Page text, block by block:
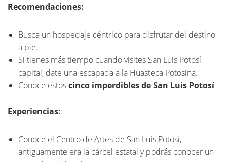
Recomendaciones:
Busca un hospedaje céntrico para disfrutar del destino
a pie.
Si tienes más tiempo cuando visites San Luis Potosí
capital, date una escapada a la Huasteca Potosina.
Conoce estoscinco imperdibles de San Luis Potosí
Experiencias:
Conoce el Centro de Artes de San Luis Potosí,
antiguamente era la cárcel estatal y podrás conocer un